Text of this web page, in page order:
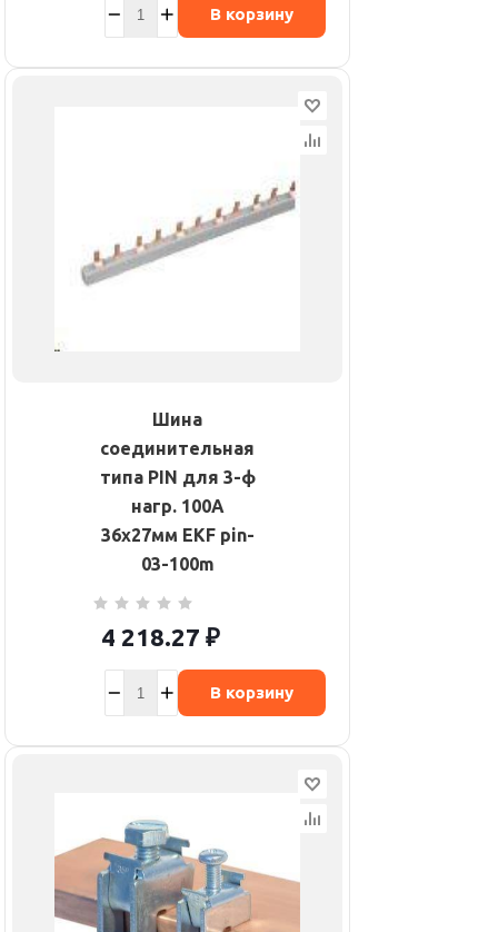
В корзину
Шина
соединительная
типа PIN для 3-ф
нагр. 100А
36х27мм EKF pin-
03-100m
4 218.27 ₽
В корзину